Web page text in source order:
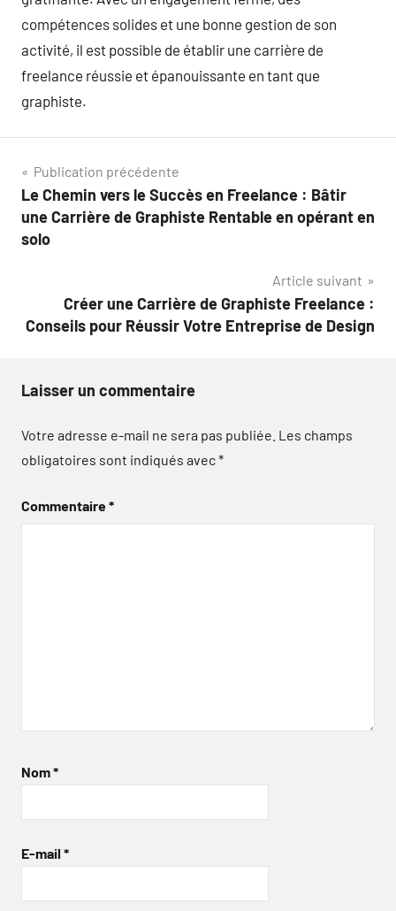
compétences solides et une bonne gestion de son
activité, il est possible de établir une carrière de
freelance réussie et épanouissante en tant que
graphiste.
Navigation
de
l’article
Publication précédente
Le Chemin vers le Succès en Freelance : Bâtir
une Carrière de Graphiste Rentable en opérant en
solo
Article suivant
Créer une Carrière de Graphiste Freelance :
Conseils pour Réussir Votre Entreprise de Design
Laisser un commentaire
Votre adresse e-mail ne sera pas publiée. Les champs
obligatoires sont indiqués avec*
Commentaire*
Nom*
E-mail *